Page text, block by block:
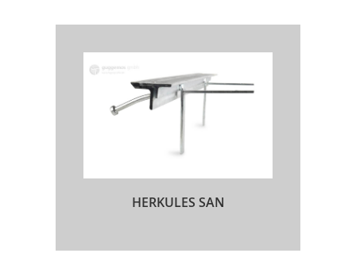
HERKULES SAN